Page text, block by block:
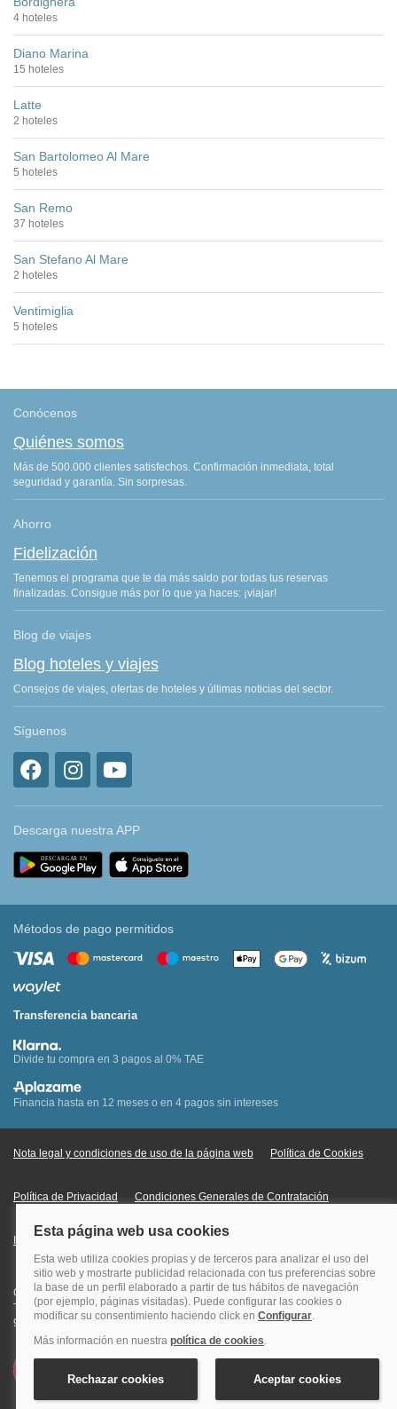
4 hoteles
Diano Marina
15 hoteles
Latte
2 hoteles
San Bartolomeo Al Mare
5 hoteles
San Remo
37 hoteles
San Stefano Al Mare
2 hoteles
Ventimiglia
5 hoteles
Conócenos
Quiénes somos
Más de 500.000 clientes satisfechos. Confirmación inmediata, total
seguridad y garantía. Sin sorpresas.
Ahorro
Fidelización
Tenemos el programa que te da más saldo por todas tus reservas
finalizadas. Consigue más por lo que ya haces: ¡viajar!
Blog de viajes
Blog hoteles y viajes
Consejos de viajes, ofertas de hoteles y últimas noticias del sector.
Síguenos
Descarga nuestra APP
Métodos de pago permitidos
Transferencia bancaria
Divide tu compra en 3 pagos al 0% TAE
Financia hasta en 12 meses o en 4 pagos sin intereses
Nota legal y condiciones de uso de la página web Política de Cookies
Política de Privacidad Condiciones Generales de Contratación
Información Legal sobre Mercados en Línea
Quehoteles.com - Especialistas en hoteles © Copyright Veturis Travel S.A.
Todos los derechos reservados. Autorización nº I-AV0000879.4 Tel: +34
915759999